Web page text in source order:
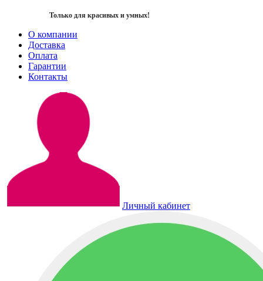
Только для красивых и умных!
О компании
Доставка
Оплата
Гарантии
Контакты
Личный кабинет